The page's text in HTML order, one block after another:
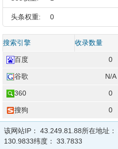
头条权重: 0
搜索引擎 收录数量
百度 0
谷歌 N/A
360 0
搜狗 0
该网站IP： 43.249.81.88所在地址：
130.9833纬度： 33.7833